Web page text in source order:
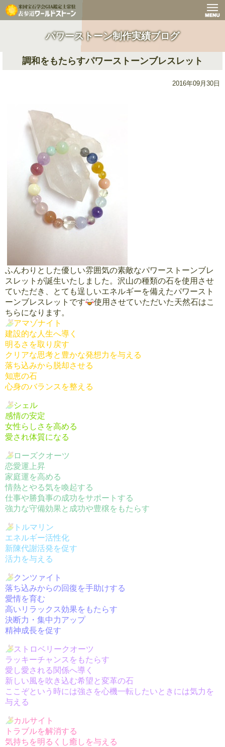
パワーストーン制作実績ブログ
調和をもたらすパワーストーンブレスレット
2016年09月30日
ふんわりとした優しい雰囲気の素敵なパワーストーンブレ
スレットが誕生いたしました。沢山の種類の石を使用させ
ていただき、とても逞しいエネルギーを備えたパワースト
ーンブレスレットです
使用させていただいた天然石はこ
ちらになります。
アマゾナイト
建設的な人生へ導く
明るさを取り戻す
クリアな思考と豊かな発想力を与える
落ち込みから脱却させる
知恵の石
心身のバランスを整える
シェル
感情の安定
女性らしさを高める
愛され体質になる
ローズクオーツ
恋愛運上昇
家庭運を高める
情熱とやる気を喚起する
仕事や勝負事の成功をサポートする
強力な守備効果と成功や豊穣をもたらす
トルマリン
エネルギー活性化
新陳代謝活発を促す
活力を与える
クンツァイト
落ち込みからの回復を手助けする
愛情を育む
高いリラックス効果をもたらす
決断力・集中力アップ
精神成長を促す
ストロベリークオーツ
ラッキーチャンスをもたらす
愛し愛される関係へ導く
新しい風を吹き込む希望と変革の石
ここぞという時には強さを心機一転したいときには気力を
与える
カルサイト
トラブルを解消する
気持ちを明るくし癒しを与える